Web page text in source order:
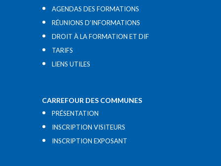
AGENDAS DES FORMATIONS
RÉUNIONS D’INFORMATIONS
DROIT À LA FORMATION ET DIF
TARIFS
LIENS UTILES​
CARREFOUR DES COMMUNES
PRÉSENTATION
INSCRIPTION VISITEURS
INSCRIPTION EXPOSANT